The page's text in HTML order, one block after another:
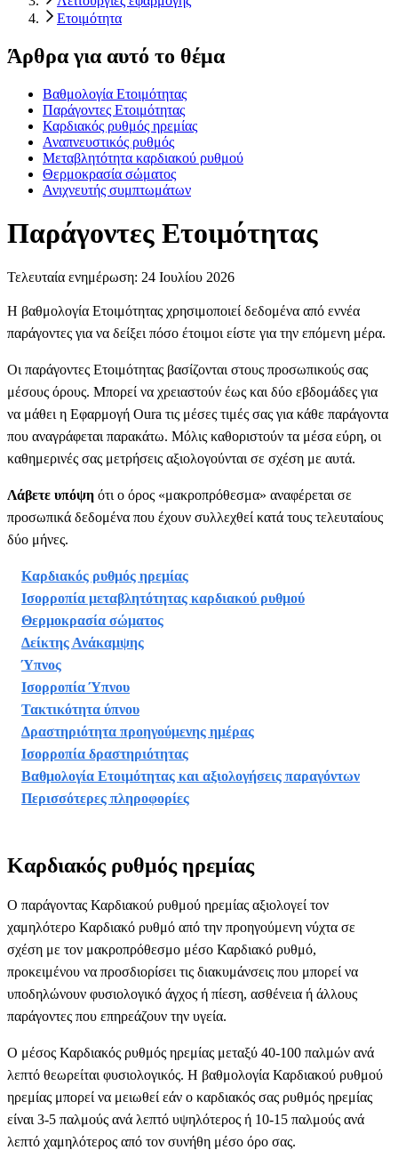
Ετοιμότητα
Άρθρα για αυτό το θέμα
Βαθμολογία Ετοιμότητας
Παράγοντες Ετοιμότητας
Καρδιακός ρυθμός ηρεμίας
Αναπνευστικός ρυθμός
Μεταβλητότητα καρδιακού ρυθμού
Θερμοκρασία σώματος
Ανιχνευτής συμπτωμάτων
Παράγοντες Ετοιμότητας
Τελευταία ενημέρωση: 24 Ιουλίου 2026
Η βαθμολογία Ετοιμότητας χρησιμοποιεί δεδομένα από εννέα
παράγοντες για να δείξει πόσο έτοιμοι είστε για την επόμενη μέρα.
Οι παράγοντες Ετοιμότητας βασίζονται στους προσωπικούς σας
μέσους όρους. Μπορεί να χρειαστούν έως και δύο εβδομάδες για
να μάθει η Εφαρμογή Oura τις μέσες τιμές σας για κάθε παράγοντα
που αναγράφεται παρακάτω. Μόλις καθοριστούν τα μέσα εύρη, οι
καθημερινές σας μετρήσεις αξιολογούνται σε σχέση με αυτά.
Λάβετε υπόψη ότι ο όρος «μακροπρόθεσμα» αναφέρεται σε
προσωπικά δεδομένα που έχουν συλλεχθεί κατά τους τελευταίους
δύο μήνες.
Καρδιακός ρυθμός ηρεμίας
Ισορροπία μεταβλητότητας καρδιακού ρυθμού
Θερμοκρασία σώματος
Δείκτης Ανάκαμψης
Ύπνος
Ισορροπία Ύπνου
Τακτικότητα ύπνου
Δραστηριότητα προηγούμενης ημέρας
Ισορροπία δραστηριότητας
Βαθμολογία Ετοιμότητας και αξιολογήσεις παραγόντων
Περισσότερες πληροφορίες
Καρδιακός ρυθμός ηρεμίας
Ο παράγοντας Καρδιακού ρυθμού ηρεμίας αξιολογεί τον
χαμηλότερο Καρδιακό ρυθμό από την προηγούμενη νύχτα σε
σχέση με τον μακροπρόθεσμο μέσο Καρδιακό ρυθμό,
προκειμένου να προσδιορίσει τις διακυμάνσεις που μπορεί να
υποδηλώνουν φυσιολογικό άγχος ή πίεση, ασθένεια ή άλλους
παράγοντες που επηρεάζουν την υγεία.
Ο μέσος Καρδιακός ρυθμός ηρεμίας μεταξύ 40-100 παλμών ανά
λεπτό θεωρείται φυσιολογικός. Η βαθμολογία Καρδιακού ρυθμού
ηρεμίας μπορεί να μειωθεί εάν ο καρδιακός σας ρυθμός ηρεμίας
είναι 3-5 παλμούς ανά λεπτό υψηλότερος ή 10-15 παλμούς ανά
λεπτό χαμηλότερος από τον συνήθη μέσο όρο σας.